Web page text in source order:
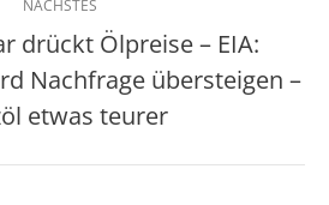
NÄCHSTES
Nächster
Beitrag:
drückt Ölpreise – EIA:
Nachfrage übersteigen –
etwas teurer